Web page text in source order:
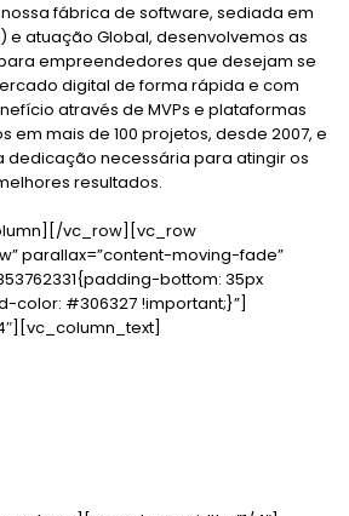
fábrica de software, sediada em
e atuação Global, desenvolvemos as
empreendedores que desejam se
digital de forma rápida e com
através de MVPs e plataformas
em mais de 100 projetos, desde 2007, e
dedicação necessária para atingir os
resultados.
vc_row][vc_row
parallax=”content-moving-fade”
bottom: 35px
color: #306327 !important;}”]